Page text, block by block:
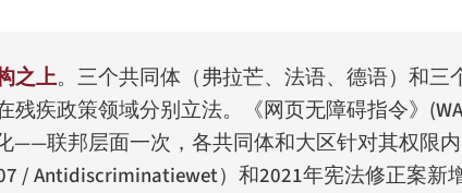
之上。三个共同体（弗拉芒、法语、德语）和三
疾政策领域分别立法。《网页无障碍指令》
——联邦层面一次，各共同体和大区针对其权限
/Antidiscriminatiewet）和2021年宪法修正案新